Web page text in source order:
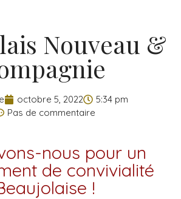
Nouveau &
octobre 5, 2022
5:34 pm
Pas de commentaire
nous pour un
de convivialité
!